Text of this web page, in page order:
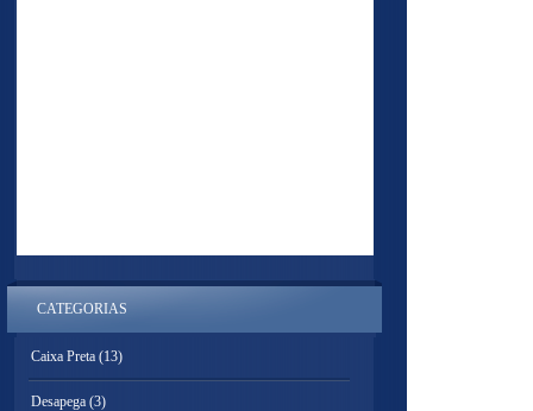
CATEGORIAS
Caixa Preta (13)
Desapega (3)